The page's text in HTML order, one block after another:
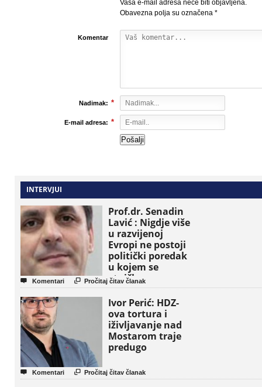
Vaša e-mail adresa neće biti objavljena.
Obavezna polja su označena *
Komentar
Nadimak: *
E-mail adresa: *
INTERVJUI
Prof.dr. Senadin
Lavić : Nigdje više
u razvijenoj
Evropi ne postoji
politički poredak
u kojem se
etničke grupe
pojavljuju kao
osnovne političke
jedinice
 Komentari  Pročitaj čitav članak
Ivor Perić: HDZ-
ova tortura i
iživljavanje nad
Mostarom traje
predugo
 Komentari  Pročitaj čitav članak